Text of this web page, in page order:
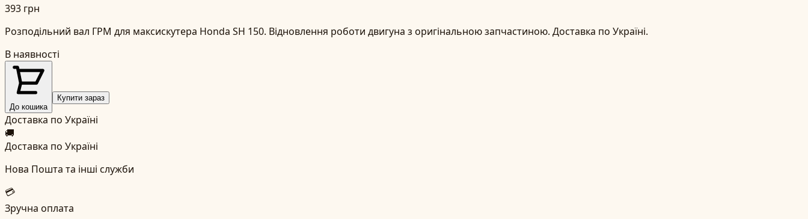
393 грн
Розподільний вал ГРМ для максискутера Honda SH 150. Відновлення роботи двигуна з оригінальною запчастиною. Доставка по Україні.
В наявності
До кошика
Купити зараз
Доставка по Україні
🚚
Доставка по Україні
Нова Пошта та інші служби
💳
Зручна оплата